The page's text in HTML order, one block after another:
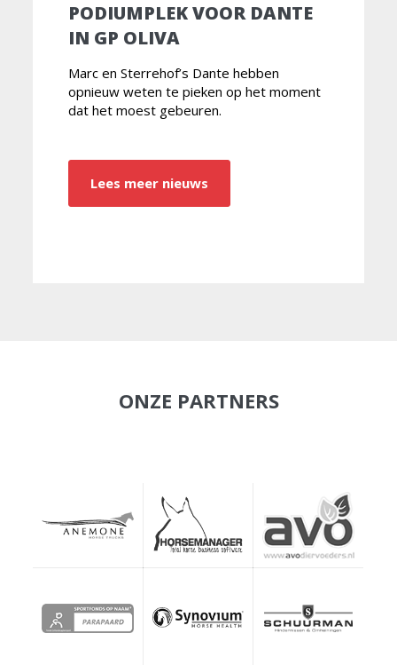
PODIUMPLEK VOOR DANTE
IN GP OLIVA
Marc en Sterrehof’s Dante hebben
opnieuw weten te pieken op het moment
dat het moest gebeuren.
Lees meer nieuws
ONZE PARTNERS